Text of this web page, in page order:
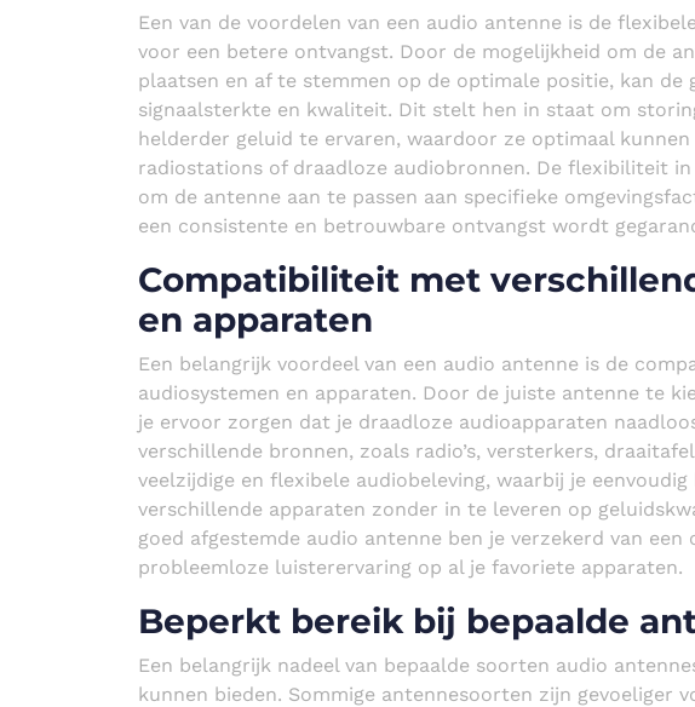
Een van de voordelen van een audio antenne is de
voor een betere ontvangst. Door de mogelijkheid om de
plaatsen en af te stemmen op de optimale positie, kan
signaalsterkte en kwaliteit. Dit stelt hen in staat om
helderder geluid te ervaren, waardoor ze optimaal
radiostations of draadloze audiobronnen. De flexibiliteit
om de antenne aan te passen aan specifieke
een consistente en betrouwbare ontvangst wordt
Compatibiliteit met
en apparaten
Een belangrijk voordeel van een audio antenne is de
audiosystemen en apparaten. Door de juiste antenne te
je ervoor zorgen dat je draadloze audioapparaten
verschillende bronnen, zoals radio’s, versterkers,
veelzijdige en flexibele audiobeleving, waarbij je
verschillende apparaten zonder in te leveren op
goed afgestemde audio antenne ben je verzekerd van een
probleemloze luisterervaring op al je favoriete apparaten.
Beperkt bereik bij bepaalde
Een belangrijk nadeel van bepaalde soorten audio
kunnen bieden. Sommige antennesoorten zijn gevoeliger